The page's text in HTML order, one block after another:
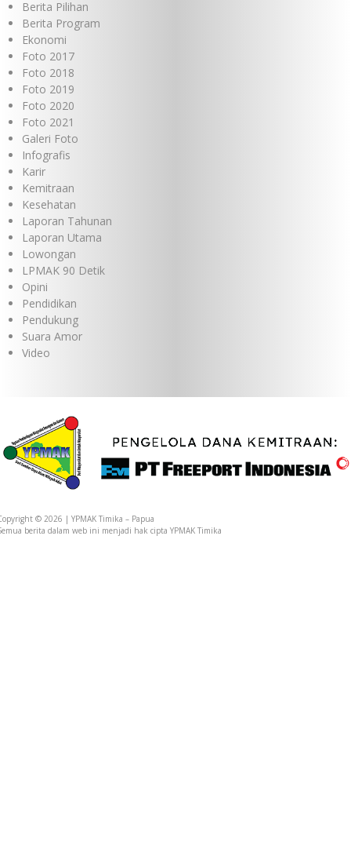
Berita Pilihan
Berita Program
Ekonomi
Foto 2017
Foto 2018
Foto 2019
Foto 2020
Foto 2021
Galeri Foto
Infografis
Karir
Kemitraan
Kesehatan
Laporan Tahunan
Laporan Utama
Lowongan
LPMAK 90 Detik
Opini
Pendidikan
Pendukung
Suara Amor
Video
© 2026 | YPMAK Timika – Papua
berita dalam web ini menjadi hak cipta YPMAK Timika